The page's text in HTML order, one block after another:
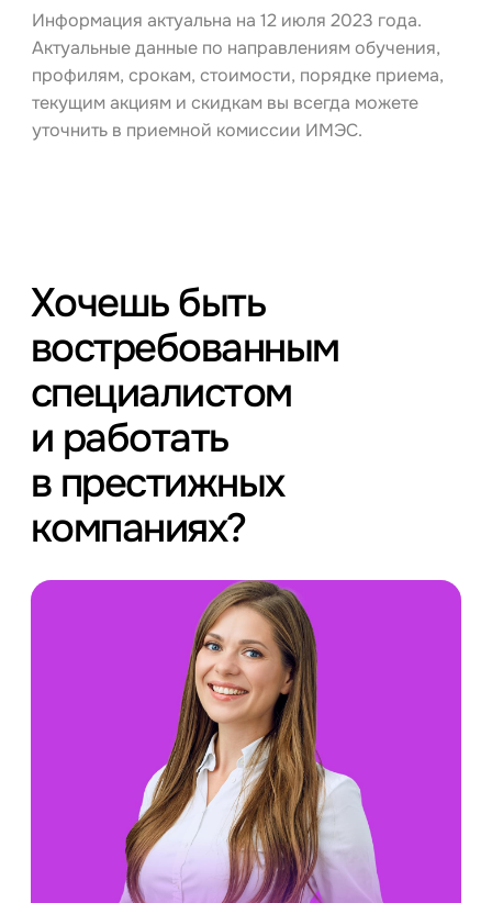
Информация актуальна на 12 июля 2023 года.
Актуальные данные по направлениям обучения,
профилям, срокам, стоимости, порядке приема,
текущим акциям и скидкам вы всегда можете
уточнить в приемной комиссии ИМЭС.
Хочешь быть
востребованным
специалистом
и работать
в престижных
компаниях?